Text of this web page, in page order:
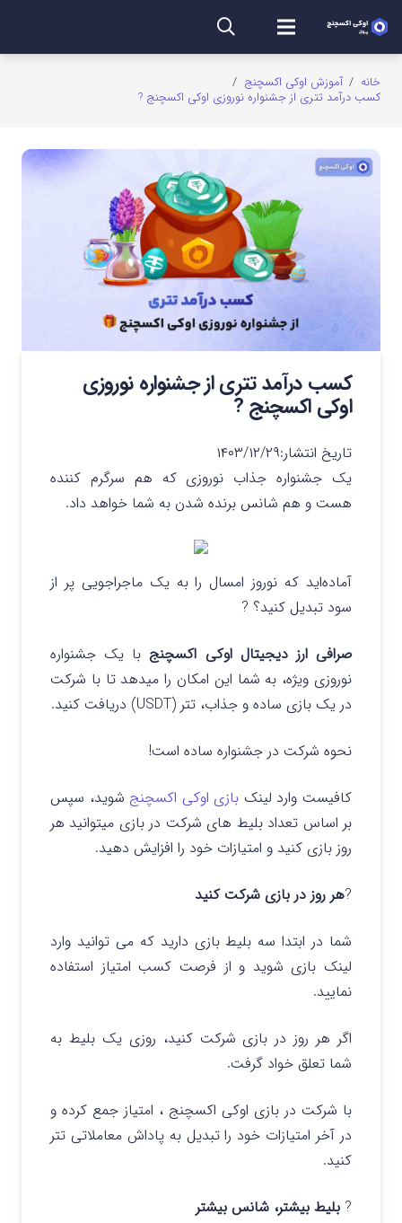
خانه / آموزش اوکی اکسچنج /
کسب درآمد تتری از جشنواره نوروزی اوکی اکسچنج ?
کسب درآمد تتری از جشنواره نوروزی
اوکی اکسچنج ?
تاریخ انتشار:۱۴۰۳/۱۲/۲۹
یک جشنواره جذاب نوروزی که هم سرگرم‌ کننده‌
هست و هم شانس برنده شدن به شما خواهد داد.
آماده‌اید که نوروز امسال را به یک ماجراجویی پر از
سود تبدیل کنید؟ ?
صرافی ارز دیجیتال اوکی اکسچنجبا یک جشنواره
نوروزی ویژه، به شما این امکان را میدهد تا با شرکت
در یک بازی ساده و جذاب، تتر (USDT) دریافت کنید.
نحوه شرکت در جشنواره ساده است!
کافیست وارد لینک بازی اوکی اکسچنج شوید، سپس
بر اساس تعداد بلیط های شرکت در بازی میتوانید هر
روز بازی کنید و امتیازات خود را افزایش دهید.
?هر روز در بازی شرکت کنید
شما در ابتدا سه بلیطبازی دارید که می توانید وارد
لینک بازی شوید و از فرصت کسب امتیاز استفاده
نمایید.
اگر هر روز در بازی شرکت کنید، روزی یک بلیط به
شما تعلق خواد گرفت.
با شرکت در بازی اوکی اکسچنج ، امتیاز جمع کرده و
در آخر امتیازات خود را تبدیل به پاداش معاملاتی تتر
کنید.
? بلیط بیشتر، شانس بیشتر